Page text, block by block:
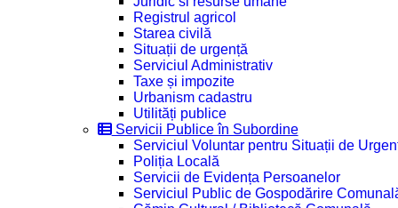
Registrul agricol
Starea civilă
Situații de urgență
Serviciul Administrativ
Taxe și impozite
Urbanism cadastru
Utilități publice
Servicii Publice în Subordine
Serviciul Voluntar pentru Situații de
Poliția Locală
Servicii de Evidența Persoanelor
Serviciul Public de Gospodărire